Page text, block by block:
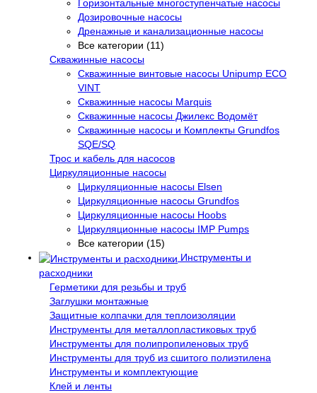
Горизонтальные многоступенчатые насосы
Дозировочные насосы
Дренажные и канализационные насосы
Все категории (11)
Скважинные насосы
Скважинные винтовые насосы Unipump ECO
VINT
Скважинные насосы Marquis
Скважинные насосы Джилекс Водомёт
Скважинные насосы и Комплекты Grundfos
SQE/SQ
Трос и кабель для насосов
Циркуляционные насосы
Циркуляционные насосы Elsen
Циркуляционные насосы Grundfos
Циркуляционные насосы Hoobs
Циркуляционные насосы IMP Pumps
Все категории (15)
Инструменты и
расходники
Герметики для резьбы и труб
Заглушки монтажные
Защитные колпачки для теплоизоляции
Инструменты для металлопластиковых труб
Инструменты для полипропиленовых труб
Инструменты для труб из сшитого полиэтилена
Инструменты и комплектующие
Клей и ленты